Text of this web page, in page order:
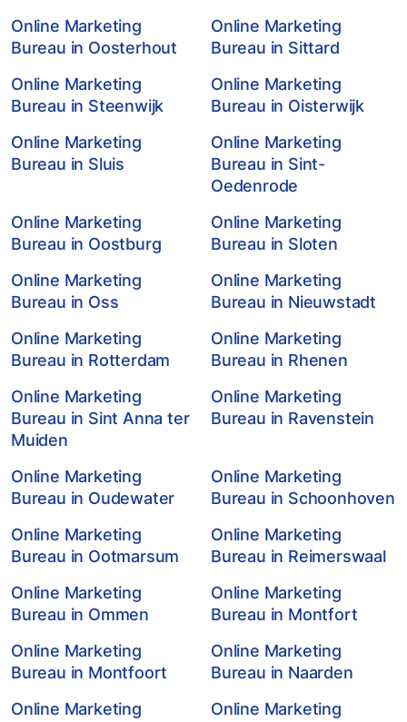
Online Marketing
Bureau in Oosterhout
Online Marketing
Bureau in Sittard
Online Marketing
Bureau in Steenwijk
Online Marketing
Bureau in Oisterwijk
Online Marketing
Bureau in Sluis
Online Marketing
Bureau in Sint-
Oedenrode
Online Marketing
Bureau in Oostburg
Online Marketing
Bureau in Sloten
Online Marketing
Bureau in Oss
Online Marketing
Bureau in Nieuwstadt
Online Marketing
Bureau in Rotterdam
Online Marketing
Bureau in Rhenen
Online Marketing
Bureau in Sint Anna ter
Muiden
Online Marketing
Bureau in Ravenstein
Online Marketing
Bureau in Oudewater
Online Marketing
Bureau in Schoonhoven
Online Marketing
Bureau in Ootmarsum
Online Marketing
Bureau in Reimerswaal
Online Marketing
Bureau in Ommen
Online Marketing
Bureau in Montfort
Online Marketing
Bureau in Montfoort
Online Marketing
Bureau in Naarden
Online Marketing
Online Marketing